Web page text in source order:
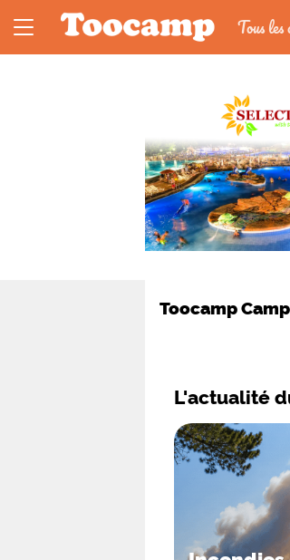
Tous les
Toocamp
L'actualité